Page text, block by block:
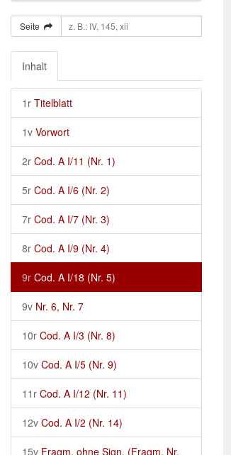
Seite
Inhalt
1r Titelblatt
1v Vorwort
2r Cod. A I/11 (Nr. 1)
5r Cod. A I/6 (Nr. 2)
7r Cod. A I/7 (Nr. 3)
8r Cod. A I/9 (Nr. 4)
9r Cod. A I/18 (Nr. 5)
9v Nr. 6, Nr. 7
10r Cod. A I/3 (Nr. 8)
10v Cod. A I/5 (Nr. 9)
11r Cod. A I/12 (Nr. 11)
12v Cod. A I/2 (Nr. 14)
15v Fragm. ohne Sign. (Fragm. Nr.